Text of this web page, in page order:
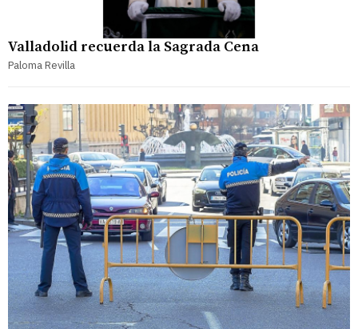
Valladolid recuerda la Sagrada Cena
Paloma Revilla